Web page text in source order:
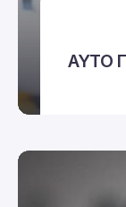
ΑΥΤΟ